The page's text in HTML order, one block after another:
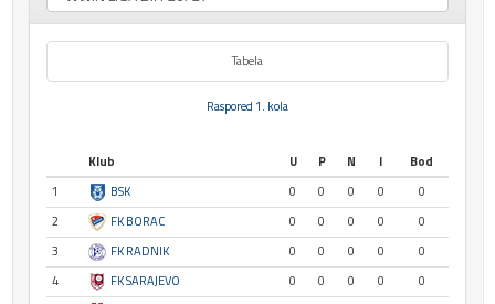
Tabela
Raspored 1. kola
Klub U P N I
Bod
1
BSK 0 0 0 0
0
2
FK BORAC 0 0 0 0
0
3
FK RADNIK 0 0 0 0
0
4
FK SARAJEVO 0 0 0 0
0